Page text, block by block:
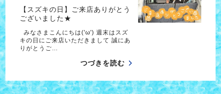
【スズキの日】ご来店ありがとう
ございました★
みなさまこんにちは('ω') 週末はスズ
キの日にご来店いただきまして 誠にあ
りがとうご…
つづきを読む